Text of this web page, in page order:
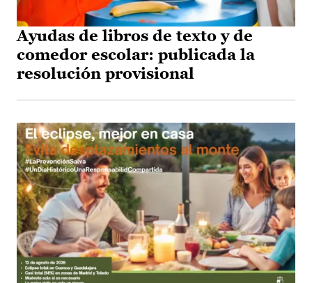
Ayudas de libros de texto y de
comedor escolar: publicada la
resolución provisional